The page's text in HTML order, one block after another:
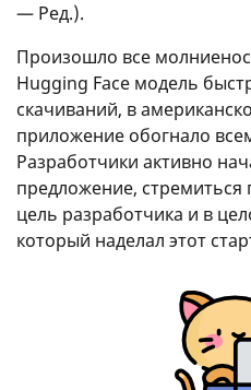
— Ред.).
Произошло все
Hugging Face модель
скачиваний, в
приложение обогнало
Разработчики активно
предложение, стремиться
цель разработчика и в
который наделал этот